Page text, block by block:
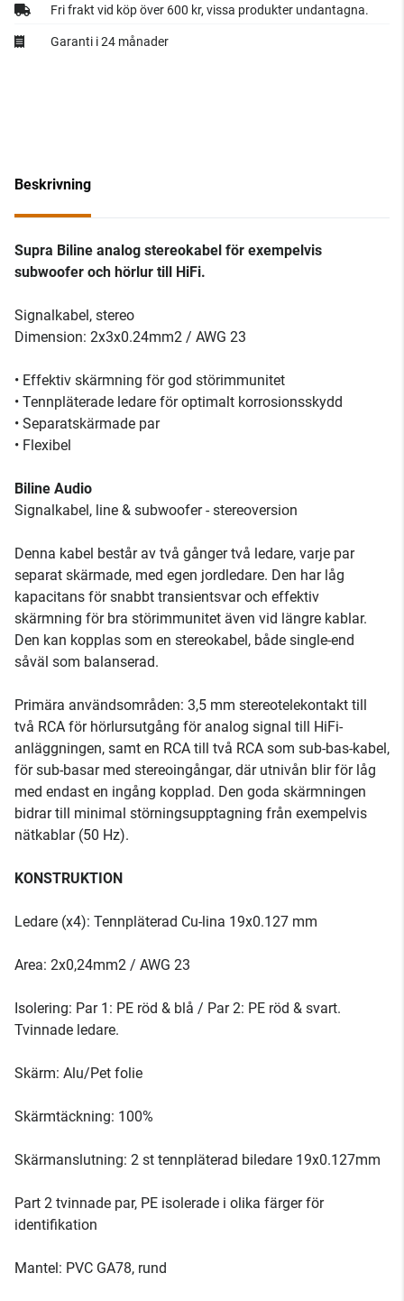
Fri frakt vid köp över 600 kr, vissa produkter undantagna.
Garanti i 24 månader
Beskrivning
Supra Biline analog stereokabel för exempelvis
subwoofer och hörlur till HiFi.
Signalkabel, stereo
Dimension: 2x3x0.24mm2 / AWG 23
• Effektiv skärmning för god störimmunitet
• Tennpläterade ledare för optimalt korrosionsskydd
• Separatskärmade par
• Flexibel
Biline Audio
Signalkabel, line & subwoofer - stereoversion
Denna kabel består av två gånger två ledare, varje par
separat skärmade, med egen jordledare. Den har låg
kapacitans för snabbt transientsvar och effektiv
skärmning för bra störimmunitet även vid längre kablar.
Den kan kopplas som en stereokabel, både single-end
såväl som balanserad.
Primära användsområden: 3,5 mm stereotelekontakt till
två RCA för hörlursutgång för analog signal till HiFi-
anläggningen, samt en RCA till två RCA som sub-bas-kabel,
för sub-basar med stereoingångar, där utnivån blir för låg
med endast en ingång kopplad. Den goda skärmningen
bidrar till minimal störningsupptagning från exempelvis
nätkablar (50 Hz).
KONSTRUKTION
Ledare (x4): Tennpläterad Cu-lina 19x0.127 mm
Area: 2x0,24mm2 / AWG 23
Isolering: Par 1: PE röd & blå / Par 2: PE röd & svart.
Tvinnade ledare.
Skärm: Alu/Pet folie
Skärmtäckning: 100%
Skärmanslutning: 2 st tennpläterad biledare 19x0.127mm
Part 2 tvinnade par, PE isolerade i olika färger för
identifikation
Mantel: PVC GA78, rund